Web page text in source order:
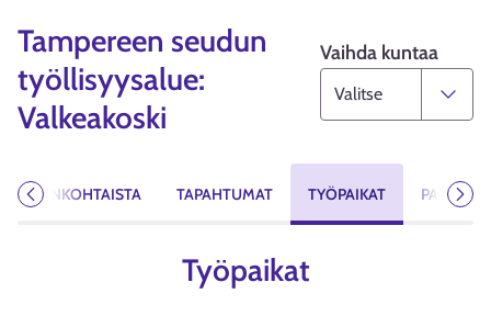
Tampereen seudun
työllisyysalue:
Valkeakoski
Vaihda kuntaa
AJANKOHTAISTA TAPAHTUMAT TYÖPAIKAT PALVELUT
Edellinen
Työpaikat